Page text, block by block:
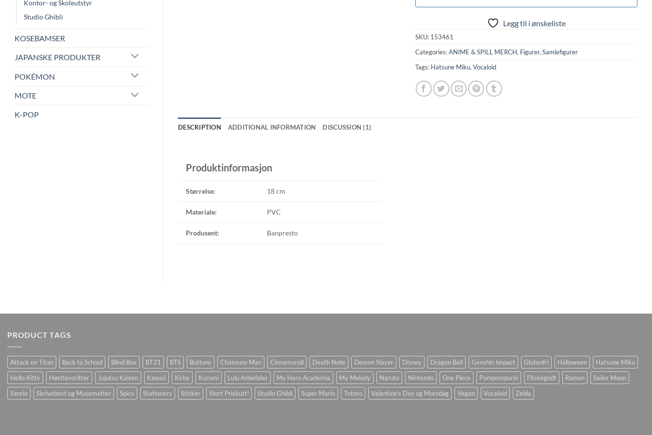
Kontor- og Skoleutstyr
Studio Ghibli
KOSEBAMSER
JAPANSKE PRODUKTER
POKÉMON
MOTE
K-POP
Legg til i ønskeliste
SKU: 153461
Categories:ANIME & SPILL MERCH, Figurer,Samlefigurer
Tags: Hatsune Miku,Vocaloid
DESCRIPTION ADDITIONAL INFORMATION DISCUSSION (1)
Produktinformasjon
Størrelse: 18 cm
Materiale: PVC
Produsent: Banpresto
PRODUCT TAGS
Attack on Titan Back to School Blind Box BT21 BTS Buttons Chainsaw Man Cinnamoroll Death Note Demon Slayer Disney Dragon Ball Genshin Impact Glutenfri Halloween
Hatsune Miku
Hello Kitty
Høstfavoritter Jujutsu Kaisen Kawaii Kirby Kuromi Lulu Anbefaler My Hero Academia My Melody Naruto Nintendo One Piece Pompompurin Påskegodt Ramen
Sailor Moon
Sanrio
Skrivebord og Musematter Spicy Stationery Sticker Stort Priskutt! Studio Ghibli Super Mario Totoro Valentine's Day og Morsdag Vegan Vocaloid Zelda